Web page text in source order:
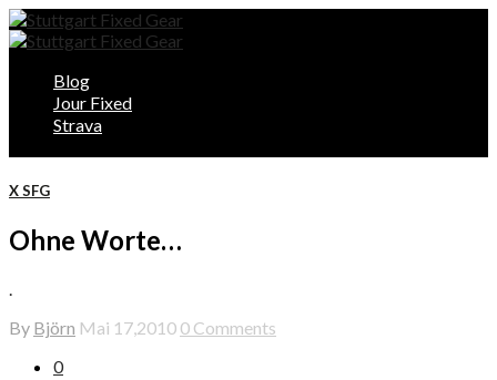
Blog
Jour Fixed
Strava
X SFG
Ohne Worte…
.
By Björn Mai 17,2010 0 Comments
0